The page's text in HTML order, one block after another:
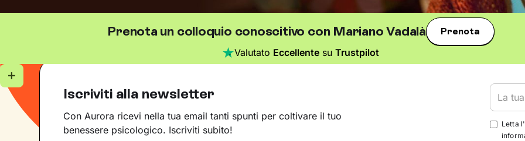
Prenota un colloquio conoscitivo con Mariano Vadalà Prenota
Valutato Eccellente suTrustpilot
Iscriviti alla newsletter
Con Aurora ricevi nella tua email tanti spunti per coltivare il tuo
benessere psicologico. Iscriviti subito!
Letta l'